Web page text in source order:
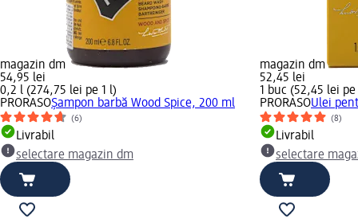
magazin dm
54,95 lei
0,2 l (274,75 lei pe 1 l)
PRORASOȘampon barbă Wood Spice, 200 ml
(6)
Livrabil
selectare magazin dm
magazin dm
52,45 lei
1 buc (52,45 lei pe
PRORASOUlei
(8)
Livrabil
selectare